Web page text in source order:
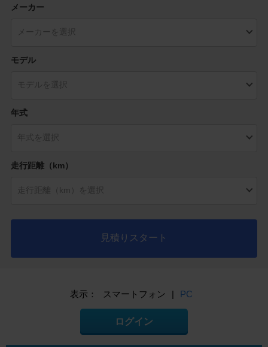
メーカー
モデル
年式
走行距離（km）
見積りスタート
表示： スマートフォン | PC
ログイン